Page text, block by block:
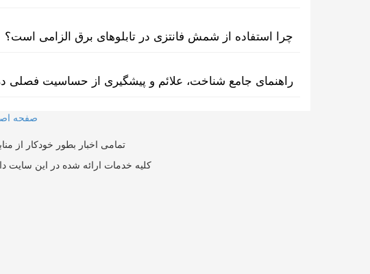
چرا استفاده از شمش فانتزی در تابلوهای برق الزامی است؟
راهنمای جامع شناخت، علائم و پیشگیری از حساسیت فصلی
صفحه
تمامی اخبار بطور خودکار از
کلیه خدمات ارائه شده در این سایت